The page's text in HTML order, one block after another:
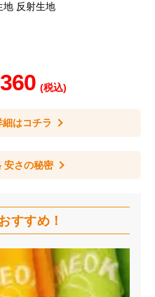
地 反射生地
(税込)
はコチラ
安さの秘密
すすめ！